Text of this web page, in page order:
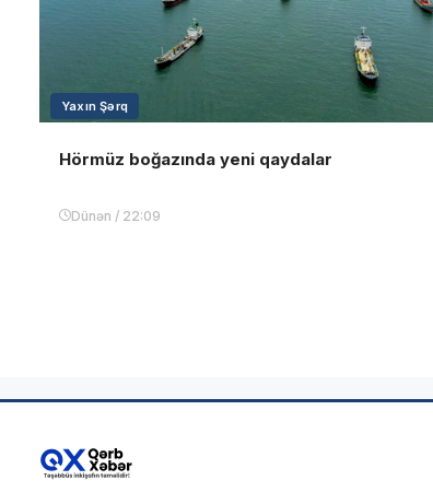
Yaxın Şərq
Hörmüz boğazında yeni qaydalar
Dünən / 22:09